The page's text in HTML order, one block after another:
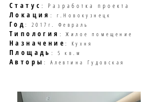
Статус : Разработка проекта
Локация : г.Новокузнецк
Год: 2017г. Февраль
Типология : Жилое помещение
Назначение : Кухня
Площадь : 5 кв.м
Авторы: Алевтина Гудовская